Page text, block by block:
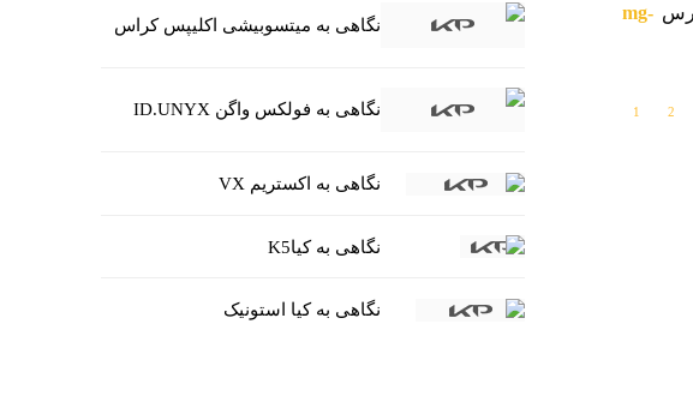
mg-
نگاهی به میتسوبیشی اکلیپس کراس
نگاهی به فولکس واگن ID.UNYX
نگاهی به اکستریم VX
نگاهی به کیاK5
نگاهی به کیا استونیک